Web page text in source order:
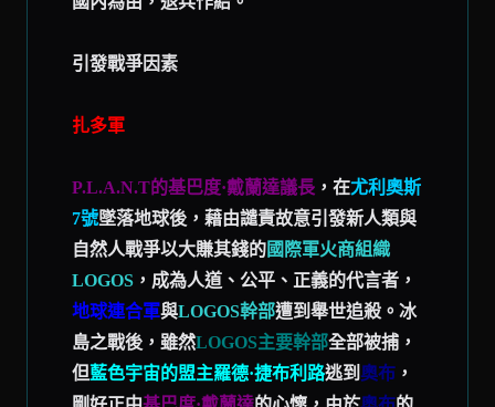
引發戰爭因素
扎多軍
P.L.A.N.T的基巴度·戴蘭達議長 ，在尤利奧斯
7號墜落地球後，藉由譴責故意引發新人類與
自然人戰爭以大賺其錢的國際軍火商組織
LOGOS ，成為人道、公平、正義的代言者，
地球連合軍與LOGOS幹部遭到舉世追殺。冰
島之戰後，雖然LOGOS主要幹部全部被捕，
但藍色宇宙的盟主羅德·捷布利路逃到 奧布 ，